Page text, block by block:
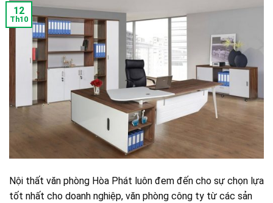
12
Th10
Nội thất văn phòng Hòa Phát luôn đem đến cho sự chọn lựa
tốt nhất cho doanh nghiệp, văn phòng công ty từ các sản